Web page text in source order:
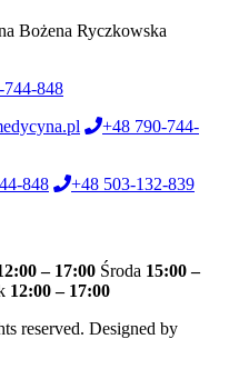
Bożena Ryczkowska
848
+48 790-744-
848 +48 503-132-839
– 17:00 Środa 15:00 –
12:00 – 17:00
reserved. Designed by